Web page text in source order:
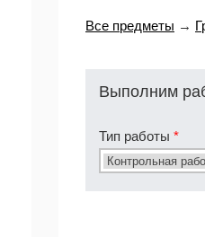
Все предметы →
Выполним
Тип работы *